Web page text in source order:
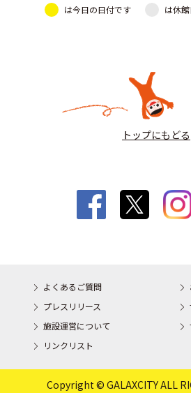
は今日の日付です は休
トップにもどる
よくあるご質問
プレスリリース
施設運営について
リンクリスト
Copyright © GALAXCITY ALL